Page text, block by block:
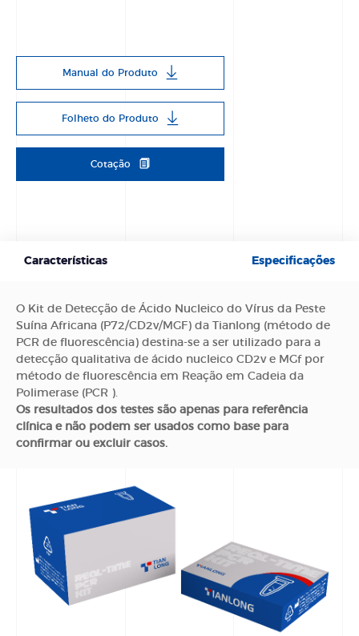
Manual do Produto
Folheto do Produto
Cotação
Características Especificações
O Kit de Detecção de Ácido Nucleico do Vírus da Peste
Suína Africana (P72/CD2v/MGF) da Tianlong (método de
PCR de fluorescência) destina-se a ser utilizado para a
detecção qualitativa de ácido nucleico CD2v e MGf por
método de fluorescência em Reação em Cadeia da
Polimerase (PCR ).
Os resultados dos testes são apenas para referência
clínica e não podem ser usados como base para
confirmar ou excluir casos.